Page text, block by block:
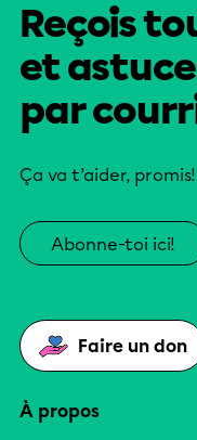
Reçois
et
par
Ça va t’aider, promis!
Abonne-toi ici!
Faire un don
À propos